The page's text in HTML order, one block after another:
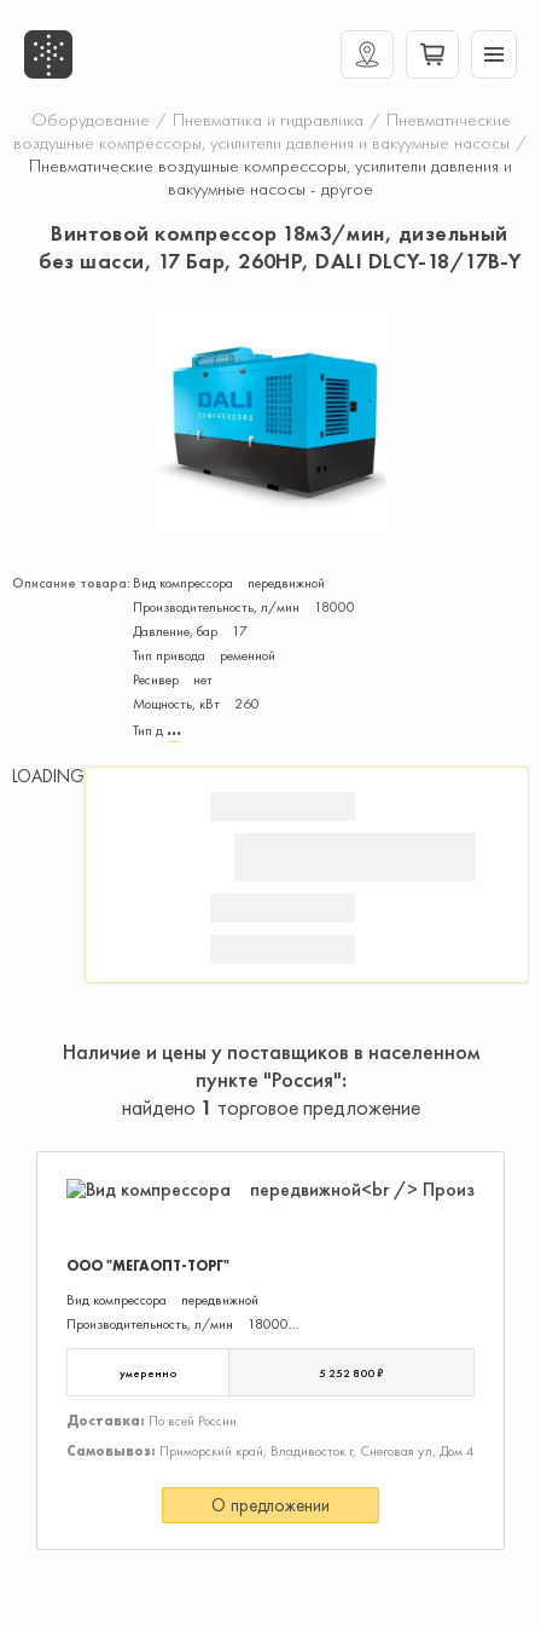
Оборудование / Пневматика и гидравлика / Пневматические
воздушные компрессоры, усилители давления и вакуумные насосы /
Пневматические воздушные компрессоры, усилители давления и
вакуумные насосы - другое
Винтовой компрессор 18м3/мин, дизельный
без шасси, 17 Бар, 260HP, DALI DLCY-18/17B-Y
Описание товара: Вид компрессора передвижной
Производитель­ность, л/мин 18000
Давление, бар 17
Тип привода ременной
Ресивер нет
Мощность, кВт 260
Тип д
LOADING
Наличие и цены у поставщиков в населенном
пункте "Россия"
найдено 1 торговое предложение
ООО "МЕГАОПТ-ТОРГ"
Вид компрессора передвижной
Производитель­ность, л/мин 18000
Давление, бар 17
Тип привода ременной
Ресивер нет
Мощность, кВт 260
Тип двигателя дизельный
Осушитель нет
Тип смазки масляный
умеренно 5 252 800 ₽
Доставка: По всей России
Самовывоз: Приморский край, Владивосток г, Снеговая ул, Дом 4
О предложении